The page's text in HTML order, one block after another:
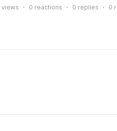
views 0 reactions 0 replies 0